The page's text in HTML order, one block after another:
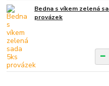
Bedna s víkem zelená
provázek